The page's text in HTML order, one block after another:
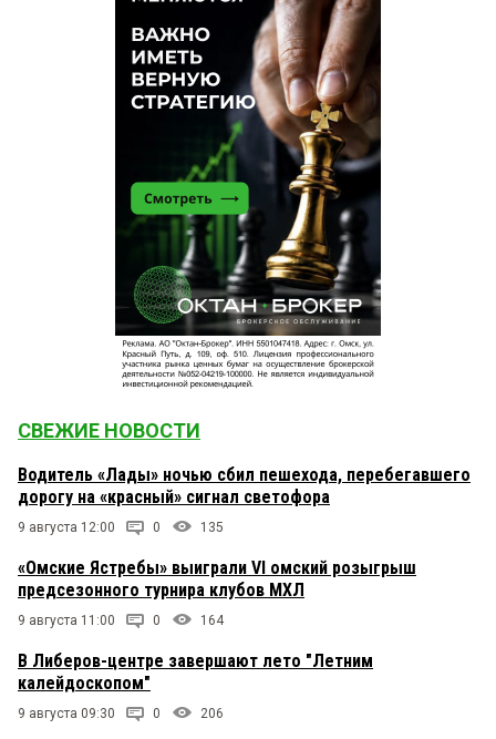
СВЕЖИЕ НОВОСТИ
Водитель «Лады» ночью сбил пешехода, перебегавшего
дорогу на «красный» сигнал светофора
9 августа 12:00 0 135
«Омские Ястребы» выиграли VI омский розыгрыш
предсезонного турнира клубов МХЛ
9 августа 11:00 0 164
В Либеров-центре завершают лето "Летним
калейдоскопом"
9 августа 09:30 0 206